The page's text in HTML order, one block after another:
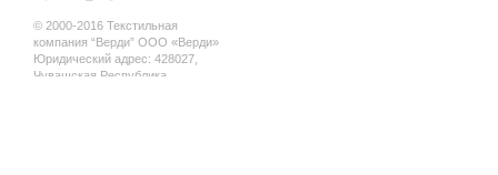
© 2000-2016 Текстильная
компания “Верди” ООО «Верди»
Юридический адрес: 428027,
Чувашская Республика,